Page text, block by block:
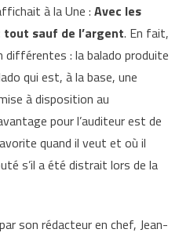
à la Une : Avec les
sauf de l’argent. En fait,
différentes : la balado produite
qui est, à la base, une
à disposition au
pour l’auditeur est de
quand il veut et où il
s’il a été distrait lors de la
son rédacteur en chef, Jean-